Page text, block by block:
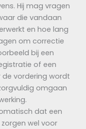
Hij mag vragen
die vandaan
en hoe lang
om correctie
bij een
of een
de vordering wordt
omgaan
dat een
wel voor